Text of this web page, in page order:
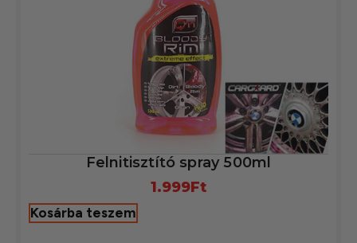
Felnitisztító spray 500ml
1.999Ft
Kosárba teszem